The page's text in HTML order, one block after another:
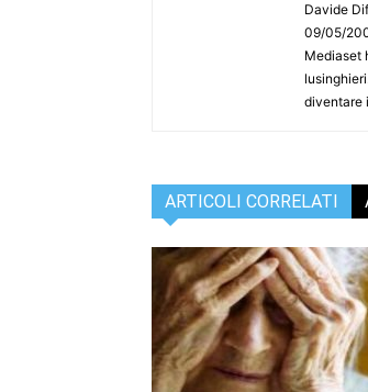
Davide
09/05/
Mediaset
diventare
ARTICOLI CORRELATI